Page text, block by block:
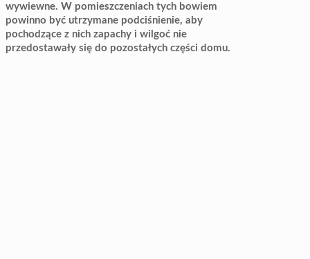
wywiewne. W pomieszczeniach tych bowiem
powinno być utrzymane podciśnienie, aby
pochodzące z nich zapachy i wilgoć nie
przedostawały się do pozostałych części domu.